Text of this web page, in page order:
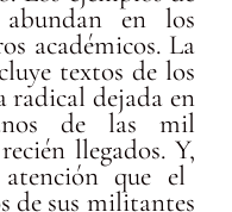
en los
académicos. La
textos de los
dejada en
de las mil
llegados. Y,
que el
de sus militantes